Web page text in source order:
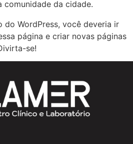
comunidade da cidade.
do WordPress, você deveria ir
página e criar novas páginas
se!